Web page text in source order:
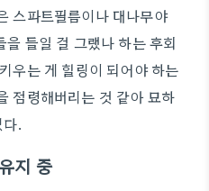
스파트필름이나 대나무야
들일 걸 그랬나 하는 후회
우는 게 힐링이 되어야 하는
점령해버리는 것 같아 묘하
.
지 중